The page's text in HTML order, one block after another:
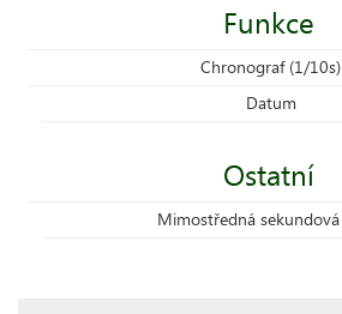
Funkce
Chronograf (1/10s)
Datum
Ostatní
Mimostředná